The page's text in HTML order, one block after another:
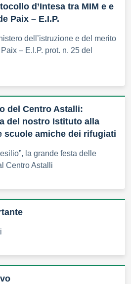
d’Intesa tra MIM e e
Paix – E.I.P.
dell’istruzione e del merito
– E.I.P. prot. n. 25 del
del Centro Astalli:
del nostro Istituto alla
scuole amiche dei rifugiati
la grande festa delle
Centro Astalli